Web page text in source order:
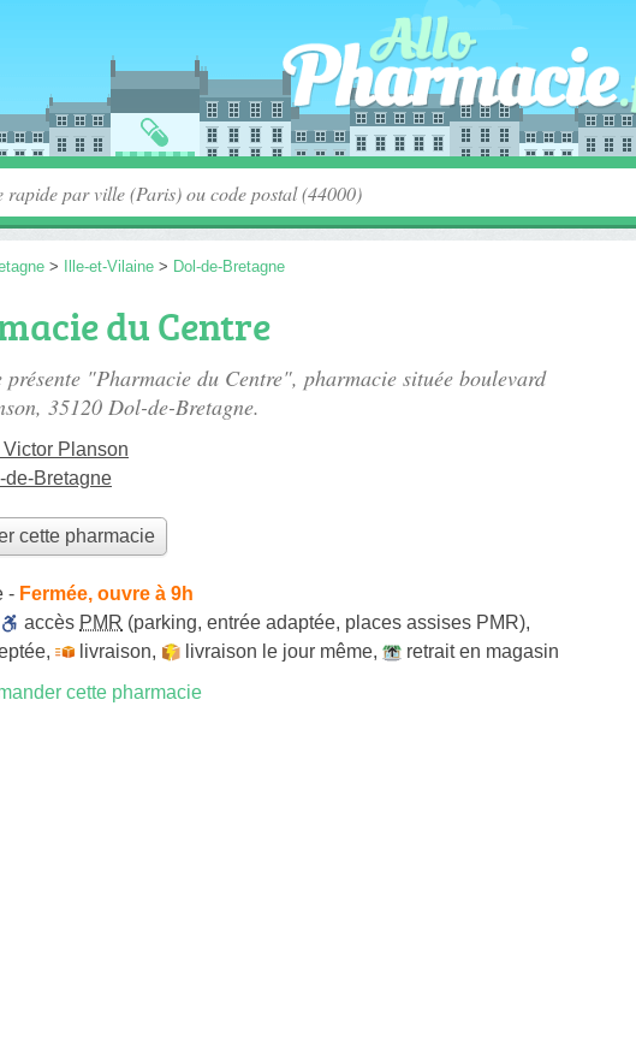
> Ille-et-Vilaine > Dol-de-Bretagne
du Centre
présente "Pharmacie du Centre", pharmacie située boulevard
, 35120 Dol-de-Bretagne.
Planson
de-Bretagne
cette pharmacie
- Fermée, ouvre à 9h
accès PMR (parking, entrée adaptée, places assises PMR),
, livraison, livraison le jour même,
retrait en magasin
cette pharmacie